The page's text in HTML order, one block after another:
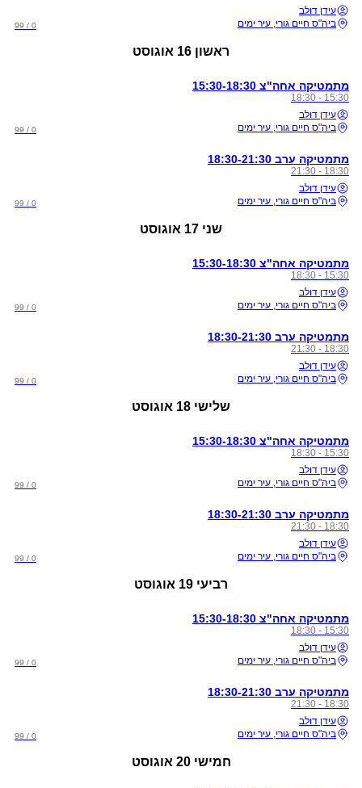
עידן דולב
ביה"ס חיים גורי, עיר ימים
0 / 99
ראשון 16 אוגוסט
מתמטיקה אחה"צ 15:30-18:30
15:30 - 18:30
עידן דולב
ביה"ס חיים גורי, עיר ימים
0 / 99
מתמטיקה ערב 18:30-21:30
18:30 - 21:30
עידן דולב
ביה"ס חיים גורי, עיר ימים
0 / 99
שני 17 אוגוסט
מתמטיקה אחה"צ 15:30-18:30
15:30 - 18:30
עידן דולב
ביה"ס חיים גורי, עיר ימים
0 / 99
מתמטיקה ערב 18:30-21:30
18:30 - 21:30
עידן דולב
ביה"ס חיים גורי, עיר ימים
0 / 99
שלישי 18 אוגוסט
מתמטיקה אחה"צ 15:30-18:30
15:30 - 18:30
עידן דולב
ביה"ס חיים גורי, עיר ימים
0 / 99
מתמטיקה ערב 18:30-21:30
18:30 - 21:30
עידן דולב
ביה"ס חיים גורי, עיר ימים
0 / 99
רביעי 19 אוגוסט
מתמטיקה אחה"צ 15:30-18:30
15:30 - 18:30
עידן דולב
ביה"ס חיים גורי, עיר ימים
0 / 99
מתמטיקה ערב 18:30-21:30
18:30 - 21:30
עידן דולב
ביה"ס חיים גורי, עיר ימים
0 / 99
חמישי 20 אוגוסט